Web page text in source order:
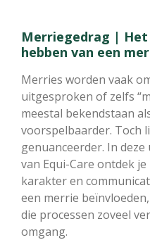
Merriegedrag |
hebben van een
Merries worden vaak
uitgesproken of zelfs
meestal bekendstaan
voorspelbaarder. Toch
genuanceerder. In
van Equi-Care ontdek
karakter en
een merrie
die processen zoveel
omgang.